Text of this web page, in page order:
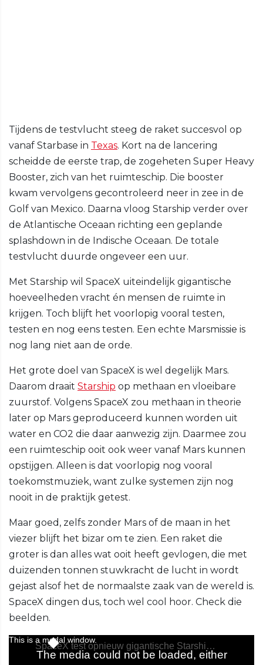
Tijdens de testvlucht steeg de raket succesvol op
vanaf Starbase in Texas. Kort na de lancering
scheidde de eerste trap, de zogeheten Super Heavy
Booster, zich van het ruimteschip. Die booster
kwam vervolgens gecontroleerd neer in zee in de
Golf van Mexico. Daarna vloog Starship verder over
de Atlantische Oceaan richting een geplande
splashdown in de Indische Oceaan. De totale
testvlucht duurde ongeveer een uur.
Met Starship wil SpaceX uiteindelijk gigantische
hoeveelheden vracht én mensen de ruimte in
krijgen. Toch blijft het voorlopig vooral testen,
testen en nog eens testen. Een echte Marsmissie is
nog lang niet aan de orde.
Het grote doel van SpaceX is wel degelijk Mars.
Daarom draait Starship op methaan en vloeibare
zuurstof. Volgens SpaceX zou methaan in theorie
later op Mars geproduceerd kunnen worden uit
water en CO2 die daar aanwezig zijn. Daarmee zou
een ruimteschip ooit ook weer vanaf Mars kunnen
opstijgen. Alleen is dat voorlopig nog vooral
toekomstmuziek, want zulke systemen zijn nog
nooit in de praktijk getest.
Maar goed, zelfs zonder Mars of de maan in het
viezer blijft het bizar om te zien. Een raket die
groter is dan alles wat ooit heeft gevlogen, die met
duizenden tonnen stuwkracht de lucht in wordt
gejast alsof het de normaalste zaak van de wereld is.
SpaceX dingen dus, toch wel cool hoor. Check die
beelden.